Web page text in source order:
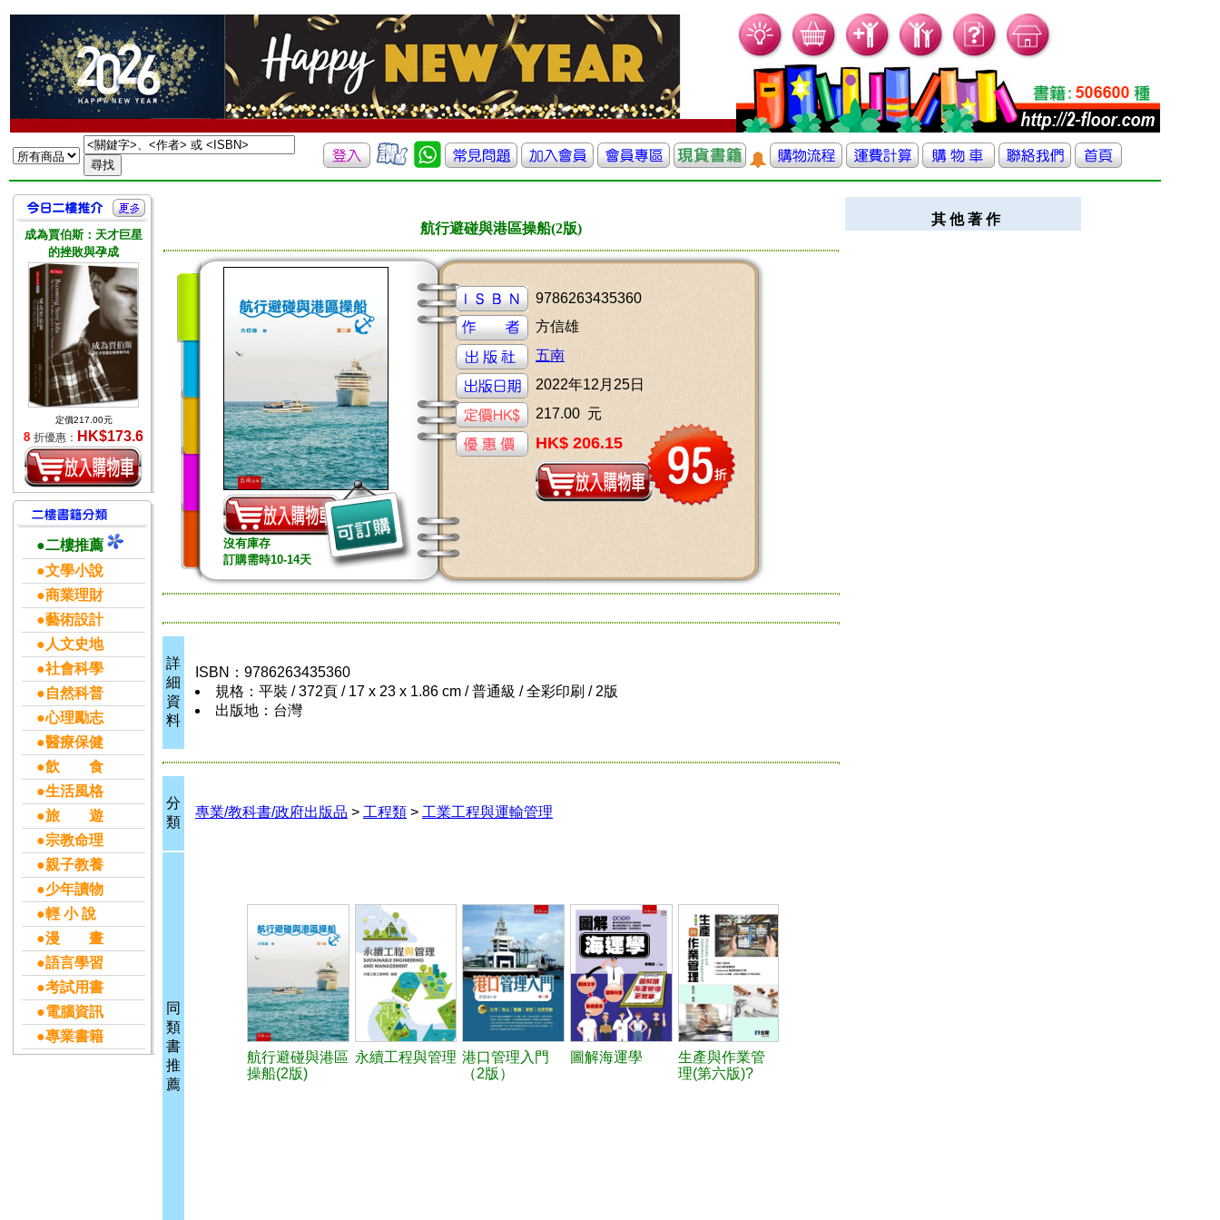
成為賈伯斯：天才巨星
的挫敗與孕成
定價217.00元
8 折優惠： HK$173.6
●二樓推薦
●文學小說
●商業理財
●藝術設計
●人文史地
●社會科學
●自然科普
●心理勵志
●醫療保健
●飲 食
●生活風格
●旅 遊
●宗教命理
●親子教養
●少年讀物
●輕 小 說
●漫 畫
●語言學習
●考試用書
●電腦資訊
●專業書籍
航行避碰與港區操船(2版)
沒有庫存
訂購需時10-14天
9786263435360
方信雄
五南
2022年12月25日
217.00 元
HK$ 206.15
詳
細
資
料
ISBN：9786263435360
規格：平裝 / 372頁 / 17 x 23 x 1.86 cm / 普通級 / 全彩印刷 / 2版
出版地：台灣
分
類
專業/教科書/政府出版品 > 工程類 > 工業工程與運輸管理
同
類
書
推
薦
航行避碰與港區
操船(2版)
永續工程與管理 港口管理入門
（2版）
圖解海運學
生產與作業管
理(第六版)?
其 他 著 作